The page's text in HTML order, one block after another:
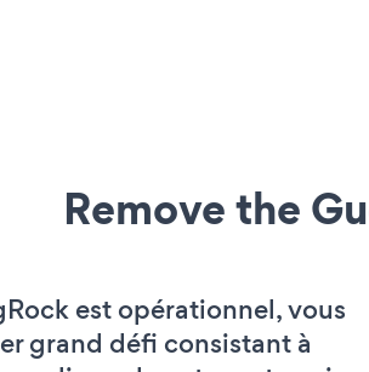
Remove the
est opérationnel, vous
grand défi consistant à